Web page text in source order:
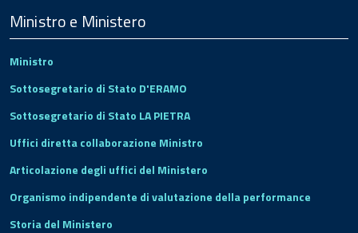
Footer
Ministro e Ministero
Ministro
Sottosegretario di Stato D'ERAMO
Sottosegretario di Stato LA PIETRA
Uffici diretta collaborazione Ministro
Articolazione degli uffici del Ministero
Organismo indipendente di valutazione della performance
Storia del Ministero